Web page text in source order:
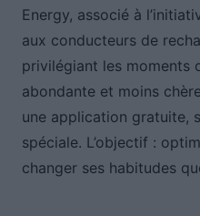
Energy, associé à
aux conducteurs de
privilégiant les moments
abondante et moins
une application gratuite,
spéciale. L’objectif :
changer ses habitudes